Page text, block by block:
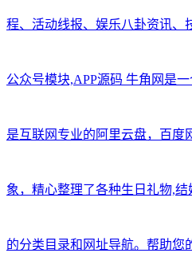
程、活动线报、娱乐八卦资讯、
公众号模块,APP源码 牛角网是
是互联网专业的阿里云盘，百度
象，精心整理了各种生日礼物,
的分类目录和网址导航。帮助您